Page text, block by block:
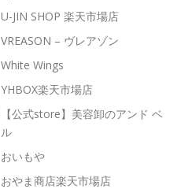
U-JIN SHOP 楽天市場店
VREASON – ヴレアゾン
White Wings
YHBOX楽天市場店
【公式store】美容卸のアンド ベ
ル
おいもや
おやま商店楽天市場店